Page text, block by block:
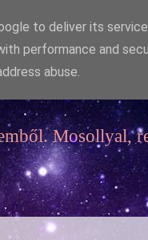
Mosollyal,
to deliver its
performance and
abuse.